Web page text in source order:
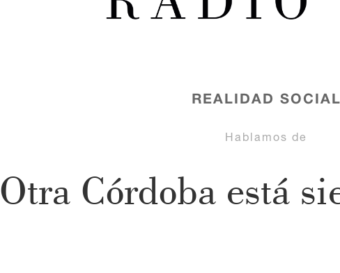
REALIDAD SOCIAL
Hablamos de
Otra Córdoba está